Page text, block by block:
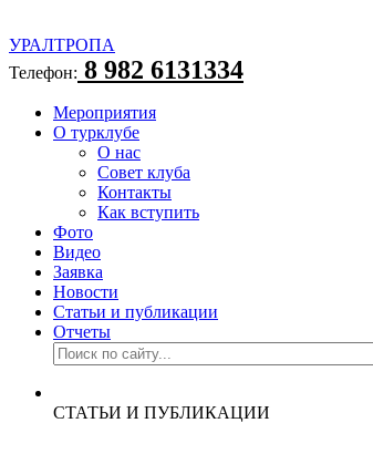
УРАЛТРОПА
Телефон: 8 982 6131334
Мероприятия
О турклубе
О нас
Совет клуба
Контакты
Как вступить
Фото
Видео
Заявка
Новости
Статьи и публикации
Отчеты
СТАТЬИ И ПУБЛИКАЦИИ